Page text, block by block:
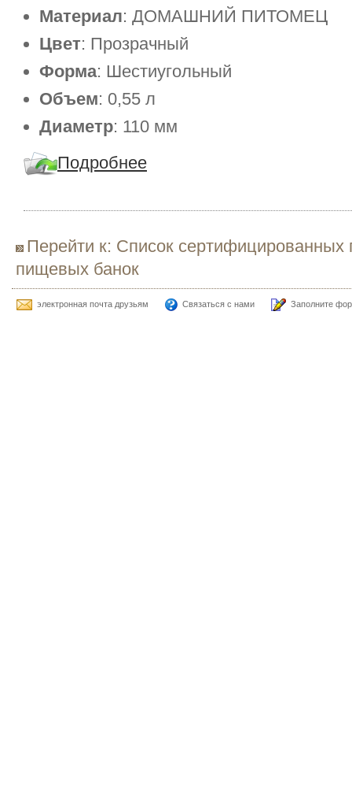
Материал: ДОМАШНИЙ ПИТОМЕЦ
Цвет: Прозрачный
Форма: Шестиугольный
Объем: 0,55 л
Диаметр: 110 мм
Подробнее
Перейти к: Список сертифицированных
пищевых банок
электронная почта друзьям Связаться с нами Заполните